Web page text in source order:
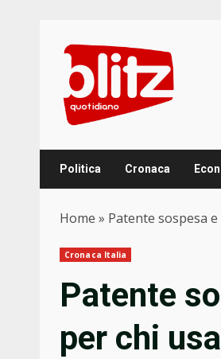
content
Politica Cronaca
Home » Patente sospesa
Cronaca Italia
Patente
per chi